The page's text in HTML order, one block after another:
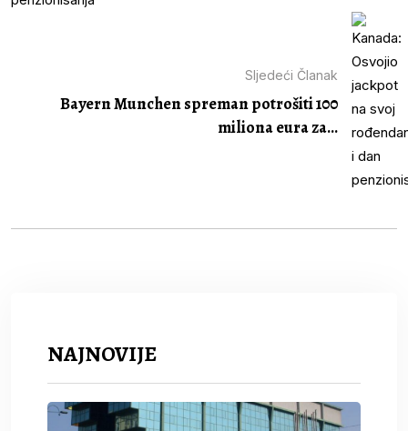
Sljedeći Članak
Bayern Munchen spreman potrošiti 100
miliona eura za...
NAJNOVIJE